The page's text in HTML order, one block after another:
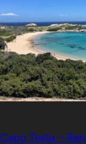
Capo Testa –